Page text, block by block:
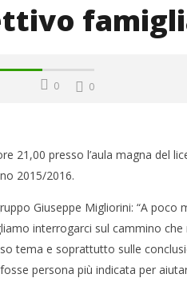
0 0
21,00 presso l’aula magna del
2015/2016.
Giuseppe Migliorini: “A
interrogarci sul cammino
tema e soprattutto sulle
persona più indicata per